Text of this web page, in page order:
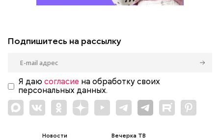
Подпишитесь на рассылку
Я даю согласие на обработку своих
персональных данных.
Новости
Вечерка ТВ